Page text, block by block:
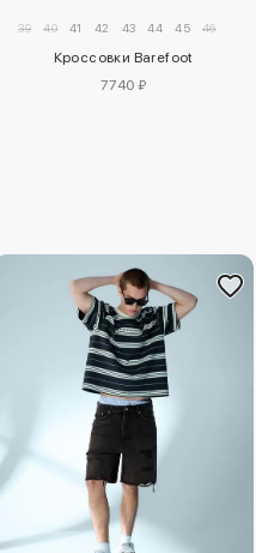
39 40 41 42 43 44 45 46
Кроссовки Barefoot
7740 ₽